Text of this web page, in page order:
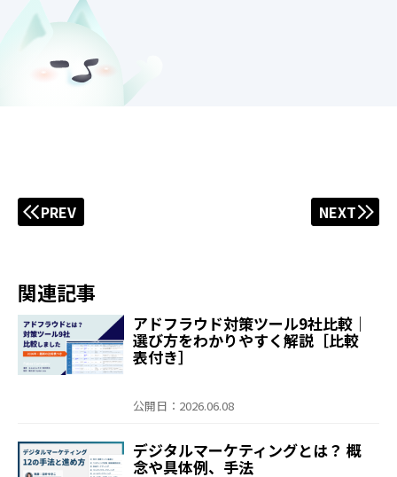
PREV NEXT
関連記事
アドフラウド対策ツール9社比較｜
選び方をわかりやすく解説［比較
表付き］
公開日：2026.06.08
デジタルマーケティングとは？ 概
念や具体例、手法